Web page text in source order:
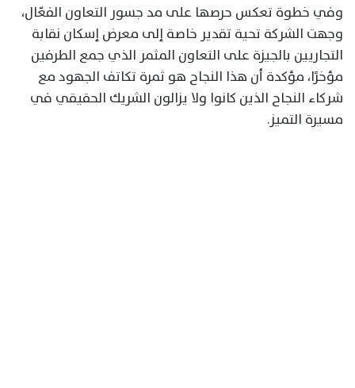
وفي خطوة تعكس حرصها على مد جسور التعاون الفعّال،
وجهت الشركة تحية تقدير خاصة إلى معرض إسكان نقابة
التجاريين بالجيزة على التعاون المثمر الذي جمع الطرفين
مؤخرًا، مؤكدة أن هذا النجاح هو ثمرة تكاتف الجهود مع
شركاء النجاح الذين كانوا ولا يزالون الشريك الحقيقي في
مسيرة التميز.